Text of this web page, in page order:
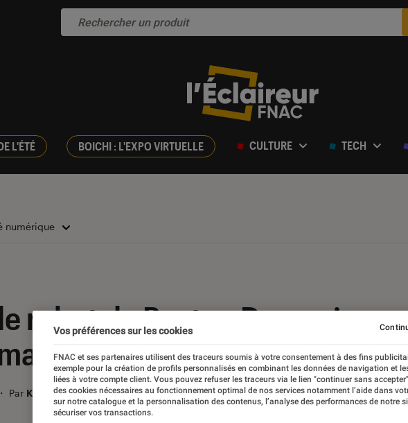
L'ÉTÉ BOICHI : L'EXPO VIRTUELLE CULTURE TECH
numérique
robot de Boston Dynamics,
« parler »
・ Par Kesso Diallo
Vos préférences sur les cookies
FNAC et ses partenaires utilisent des traceurs soumis à votre consentement à des fins
exemple pour la création de profils personnalisés en combinant les données de navigation et
liées à votre compte client. Vous pouvez refuser les traceurs via le lien "continuer sans
des cookies nécessaires au fonctionnement optimal de nos services notamment l’aide dans
sur notre catalogue et la personnalisation des contenus, l’analyse des performances de notre
sécuriser vos transactions.